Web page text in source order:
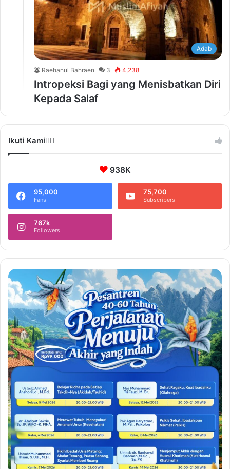
Adab
Raehanul Bahraen 3 4,238
Intropeksi Bagi yang Menisbatkan Diri
Kepada Salaf
Ikuti Kami❤️‍🔥
938K
95,000
Fans
75,700
Subscribers
767k
Followers